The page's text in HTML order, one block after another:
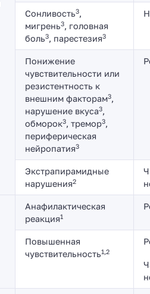
Сонливость3,
мигрень3, головная
боль3, парестезия3
Понижение
чувствительности или
резистентность к
внешним факторам3,
нарушение вкуса3,
обморок3, тремор3,
периферическая
нейропатия3
Экстрапирамидные
нарушения2
Анафилактическая
реакция1
Повышенная
чувствительность1,2